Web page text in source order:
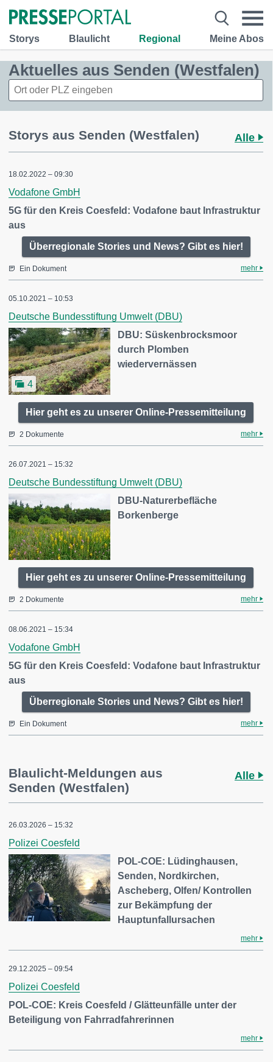
Storys Blaulicht Regional Meine Abos
Aktuelles aus Senden (Westfalen)
Storys aus Senden (Westfalen) Alle
18.02.2022 – 09:30
Vodafone GmbH
5G für den Kreis Coesfeld: Vodafone baut Infrastruktur
aus
Überregionale Stories und News? Gibt es hier!
Ein Dokument mehr
05.10.2021 – 10:53
Deutsche Bundesstiftung Umwelt (DBU)
4
DBU: Süskenbrocksmoor
durch Plomben
wiedervernässen
Hier geht es zu unserer Online-Pressemitteilung
2 Dokumente mehr
26.07.2021 – 15:32
Deutsche Bundesstiftung Umwelt (DBU)
DBU-Naturerbefläche
Borkenberge
Hier geht es zu unserer Online-Pressemitteilung
2 Dokumente mehr
08.06.2021 – 15:34
Vodafone GmbH
5G für den Kreis Coesfeld: Vodafone baut Infrastruktur
aus
Überregionale Stories und News? Gibt es hier!
Ein Dokument mehr
Blaulicht-Meldungen aus
Senden (Westfalen)
Alle
26.03.2026 – 15:32
Polizei Coesfeld
POL-COE: Lüdinghausen,
Senden, Nordkirchen,
Ascheberg, Olfen/ Kontrollen
zur Bekämpfung der
Hauptunfallursachen
mehr
29.12.2025 – 09:54
Polizei Coesfeld
POL-COE: Kreis Coesfeld / Glätteunfälle unter der
Beteiligung von Fahrradfahrerinnen
mehr